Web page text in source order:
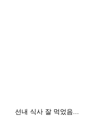
선내 식사 잘 먹었음...